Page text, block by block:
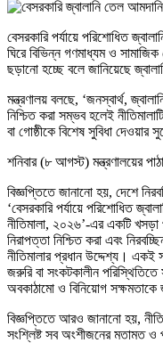
বেসরকারি পর্যায়ে পরিশোধিত
ঘিরে বিভিন্ন গণমাধ্যম ও
ছড়ানো হচ্ছে বলে জানিয়েছে
মন্ত্রণালয় বলছে, ‘জনস্বার্থ,
নিশ্চিত করা সম্ভব হলেই
বা গোষ্ঠীকে বিশেষ সুবিধা দেওয়ার
শনিবার (৮ আগস্ট) মন্ত্রণালয়ের
বিজ্ঞপ্তিতে জানানো হয়, দেশে
‘বেসরকারি পর্যায়ে পরিশোধিত
নীতিমালা, ২০২৬’-এর একটি
নিরাপত্তা নিশ্চিত করা এবং
নীতিমালার প্রধান উদ্দেশ্য।
জরুরি বা সংকটকালীন পরিস্থিতিতে
অবকাঠামো ও বিনিয়োগ সক্ষমতাকে
বিজ্ঞপ্তিতে আরও জানানো হয়,
সংশ্লিষ্ট সব অংশীজনের মতামত ও